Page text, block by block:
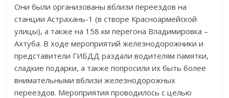
Они были организованы вблизи переездов на
станции Астрахань-1 (в створе Красноармейской
улицы), а также на 158 км перегона Владимировка –
Ахтуба. В ходе мероприятий железнодорожники и
представители ГИБДД раздали водителям памятки,
сладкие подарки, а также попросили их быть более
внимательными вблизи железнодорожных
переездов. Мероприятия проводилось с целью